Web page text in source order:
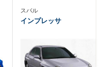
スバル
インプレッサ